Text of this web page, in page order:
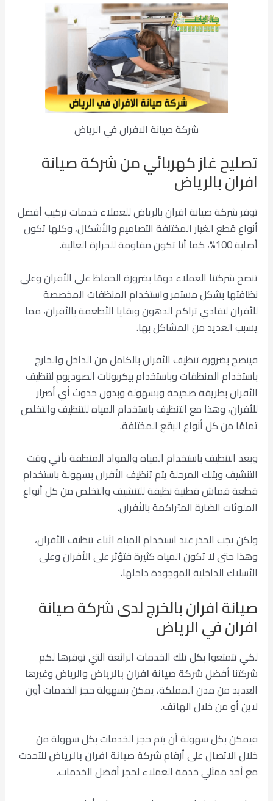
شركة صيانة الافران في الرياض
تصليح غاز كهربائي من شركة صيانة
افران بالرياض
توفر شركة صيانة افران بالرياض للعملاء خدمات تركيب أفضل
أنواع قطع الغيار المختلفة التصاميم والأشكال، وكلها تكون
أصلية 100%، كما أنا تكون مقاومة للحرارة العالية.
تنصح شركتنا العملاء دومًا بضرورة الحفاظ على الأفران وعلى
نظافتها بشكل مستمر واستخدام المنظفات المخصصة
للأفران لتفادي تراكم الدهون وبقايا الأطعمة بالأفران، مما
يسبب العديد من المشاكل بها.
فينصح بضرورة تنظيف الأفران بالكامل من الداخل والخارج
باستخدام المنظفات وباستخدام بيكربونات الصوديوم لتنظيف
الأفران بطريقة صحيحة وبسهولة وبدون حدوث أي أضرار
للأفران، وهذا مع التنظيف باستخدام المياه للتنظيف والتخلص
تمامًا من كل أنواع البقع المختلفة.
وبعد التنظيف باستخدام المياه والمواد المنظفة يأتي وقت
التنشيف وبتلك المرحلة يتم تنظيف الأفران بسهولة باستخدام
قطعة قماش قطنية نظيفة للتنشيف والتخلص من كل أنواع
الملوثات الضارة المتراكمة بالأفران.
ولكن يجب الحذر عند استخدام المياه اثناء تنظيف الأفران،
وهذا حتى لا تكون المياه كثيرة فتؤثر على الأفران وعلى
الأسلاك الداخلية الموجودة داخلها.
صيانة افران بالخرج لدى شركة صيانة
افران في الرياض
لكي تتمتعوا بكل تلك الخدمات الرائعة التي توفرها لكم
شركتنا أفضلشركة صيانة افران بالرياض والرياض وغيرها
العديد من مدن المملكة، يمكن بسهولة حجز الخدمات أون
لاين أو من خلال الهاتف.
فيمكن بكل سهولة أن يتم حجز الخدمات بكل سهولة من
خلال الاتصال على أرقامشركة صيانة افران بالرياض للتحدث
مع أحد ممثلي خدمة العملاء لحجز أفضل الخدمات.